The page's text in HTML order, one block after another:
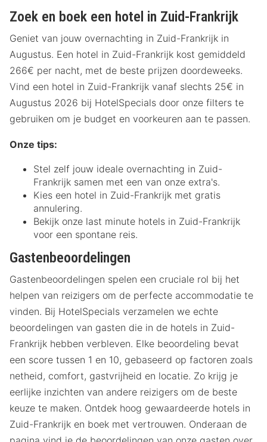
Zoek en boek een hotel in Zuid-Frankrijk
Geniet van jouw overnachting in Zuid-Frankrijk in
Augustus. Een hotel in Zuid-Frankrijk kost gemiddeld
266€ per nacht, met de beste prijzen doordeweeks.
Vind een hotel in Zuid-Frankrijk vanaf slechts 25€ in
Augustus 2026 bij HotelSpecials door onze filters te
gebruiken om je budget en voorkeuren aan te passen.
Onze tips:
Stel zelf jouw ideale overnachting in Zuid-
Frankrijk samen met een van onze extra's.
Kies een hotel in Zuid-Frankrijk met gratis
annulering.
Bekijk onze last minute hotels in Zuid-Frankrijk
voor een spontane reis.
Gastenbeoordelingen
Gastenbeoordelingen spelen een cruciale rol bij het
helpen van reizigers om de perfecte accommodatie te
vinden. Bij HotelSpecials verzamelen we echte
beoordelingen van gasten die in de hotels in Zuid-
Frankrijk hebben verbleven. Elke beoordeling bevat
een score tussen 1 en 10, gebaseerd op factoren zoals
netheid, comfort, gastvrijheid en locatie. Zo krijg je
eerlijke inzichten van andere reizigers om de beste
keuze te maken. Ontdek hoog gewaardeerde hotels in
Zuid-Frankrijk en boek met vertrouwen. Onderaan de